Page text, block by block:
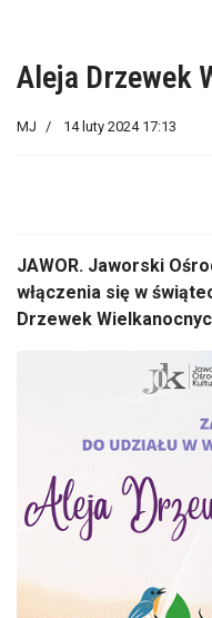
Aleja Drzewek
MJ 14 luty 2024 17:13
JAWOR. Jaworski
włączenia się w
Drzewek